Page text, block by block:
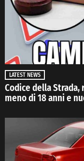
LATEST NEWS
Codice della
meno di 18 anni e